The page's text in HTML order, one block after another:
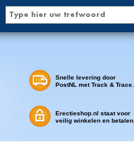
Snelle levering door
PostNL met Track & Trace.
Erectieshop.nl staat voor
veilig winkelen en betalen.